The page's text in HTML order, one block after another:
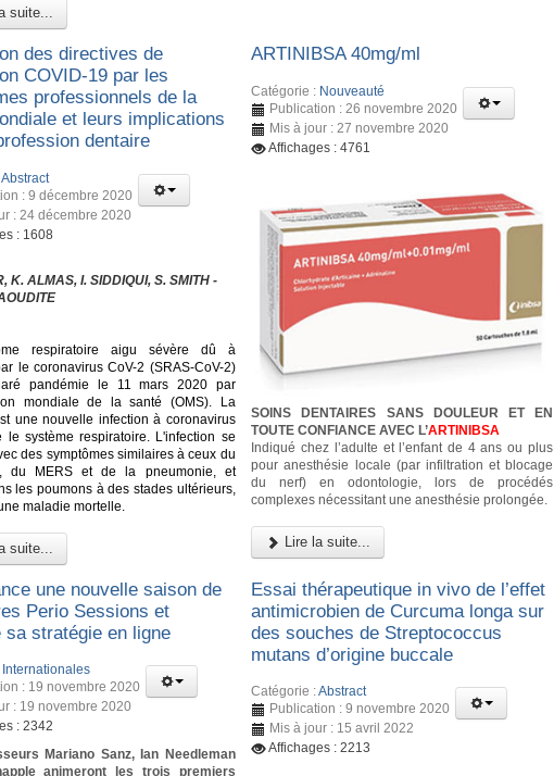
suite...
des directives de
COVID-19 par les
professionnels de la
et leurs implications
dentaire
Abstract
: 9 décembre 2020
: 24 décembre 2020
: 1608
K. ALMAS, I. SIDDIQUI, S. SMITH -
respiratoire aigu sévère dû à
le coronavirus CoV-2 (SRAS-CoV-2)
pandémie le 11 mars 2020 par
mondiale de la santé (OMS). La
une nouvelle infection à coronavirus
le système respiratoire. L'infection se
des symptômes similaires à ceux du
du MERS et de la pneumonie, et
les poumons à des stades ultérieurs,
maladie mortelle.
suite...
ARTINIBSA 40mg/ml
Catégorie : Nouveauté
Publication : 26 novembre 2020
Mis à jour : 27 novembre 2020
Affichages : 4761
SOINS DENTAIRES SANS DOULEUR ET EN
TOUTE CONFIANCE AVEC L’ARTINIBSA
Indiqué chez l’adulte et l’enfant de 4 ans ou plus
pour anesthésie locale (par infiltration et blocage
du nerf) en odontologie, lors de procédés
complexes nécessitant une anesthésie prolongée.
Lire la suite...
une nouvelle saison de
Perio Sessions et
sa stratégie en ligne
Internationales
: 19 novembre 2020
: 19 novembre 2020
: 2342
Mariano Sanz, Ian Needleman
animeront les trois premiers
Essai thérapeutique in vivo de l’effet
antimicrobien de Curcuma longa sur
des souches de Streptococcus
mutans d’origine buccale
Catégorie :Abstract
Publication : 9 novembre 2020
Mis à jour : 15 avril 2022
Affichages : 2213